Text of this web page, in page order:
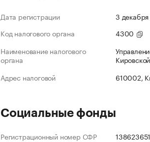
Дата регистрации
3
Код налогового органа
4300
Наименование налогового
органа
Адрес налоговой
610002,
Социальные фонды
Регистрационный номер СФР